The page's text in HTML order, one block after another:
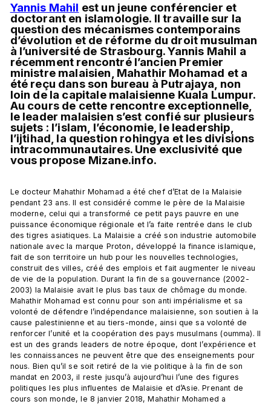
Yannis Mahil est un jeune conférencier et
doctorant en islamologie. Il travaille sur la
question des mécanismes contemporains
d’évolution et de réforme du droit musulman
à l’université de Strasbourg. Yannis Mahil a
récemment rencontré l’ancien Premier
ministre malaisien, Mahathir Mohamad et a
été reçu dans son bureau à Putrajaya, non
loin de la capitale malaisienne Kuala Lumpur.
Au cours de cette rencontre exceptionnelle,
le leader malaisien s’est confié sur plusieurs
sujets : l’islam, l’économie, le leadership,
l’ijtihad, la question rohingya et les divisions
intracommunautaires. Une exclusivité que
vous propose Mizane.info.
Le docteur Mahathir Mohamad a été chef d’Etat de la Malaisie
pendant 23 ans. Il est considéré comme le père de la Malaisie
moderne, celui qui a transformé ce petit pays pauvre en une
puissance économique régionale et l’a faite rentrée dans le club
des tigres asiatiques. La Malaisie a créé son industrie automobile
nationale avec la marque Proton, développé la finance islamique,
fait de son territoire un hub pour les nouvelles technologies,
construit des villes, créé des emplois et fait augmenter le niveau
de vie de la population. Durant la fin de sa gouvernance (2002-
2003) la Malaisie avait le plus bas taux de chômage du monde.
Mahathir Mohamad est connu pour son anti impérialisme et sa
volonté de défendre l’indépendance malaisienne, son soutien à la
cause palestinienne et au tiers-monde, ainsi que sa volonté de
renforcer l’unité et la coopération des pays musulmans (oumma). Il
est un des grands leaders de notre époque, dont l’expérience et
les connaissances ne peuvent être que des enseignements pour
nous. Bien qu’il se soit retiré de la vie politique à la fin de son
mandat en 2003, il reste jusqu’à aujourd’hui l’une des figures
politiques les plus influentes de Malaisie et d’Asie. Prenant de
cours son monde, le 8 janvier 2018, Mahathir Mohamed a